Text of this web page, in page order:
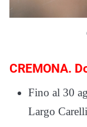
CREMONA.
Fino al 30
Largo